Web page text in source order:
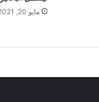
مايو 20, 2021